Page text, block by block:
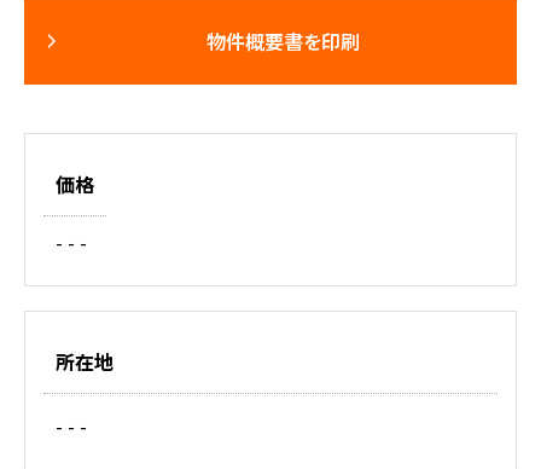
物件概要書を印刷
価格
- - -
所在地
- - -